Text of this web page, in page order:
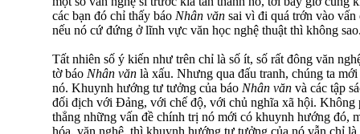
các bạn đó chỉ thấy báo Nhân văn sai vì đi quá trớn vào
nếu nó cứ đứng ở lĩnh vực văn học nghệ thuật thì không
Tất nhiên số ý kiến như trên chỉ là số ít, số rất đông văn
tờ báo Nhân văn là xấu. Nhưng qua đấu tranh, chúng ta
nó. Khuynh hướng tư tưởng của báo Nhân văn và các tập
đối địch với Đảng, với chế độ, với chủ nghĩa xã hội.
thẳng những vấn đề chính trị nó mới có khuynh hướng đó,
hóa, văn nghệ, thì khuynh hướng tư tưởng của nó vẫn chỉ